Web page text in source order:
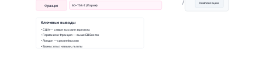
Франция 60–75 k € (Париж)
Компенсации
Ключевые выводы
• США — самые высокие зарплаты
• Германия и Франция — выше ЕВ Восток
• Лондон — средне/высоко
• Важны: опыт, навыки, льготы